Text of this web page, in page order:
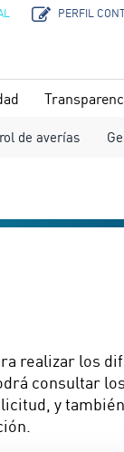
PERFIL
de averías
realizar los
consultar
y